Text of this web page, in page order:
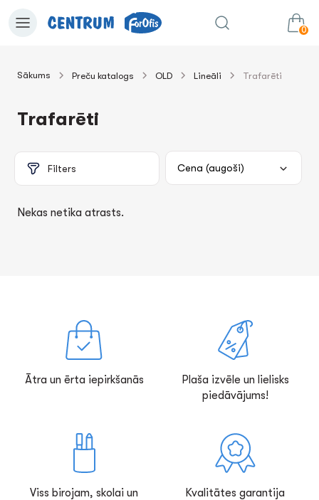
0
Sākums Preču katalogs OLD Lineāli Trafarēti
Trafarēti
Filters
Nekas netika atrasts.
Ātra un ērta iepirkšanās
Plaša izvēle un lielisks
piedāvājums!
Viss birojam, skolai un
Kvalitātes garantija